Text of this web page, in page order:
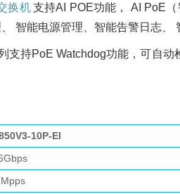
换机支持AI POE功能， AI PoE
智能电源管理、智能告警日志
支持PoE Watchdog功能，可自
10P-EI